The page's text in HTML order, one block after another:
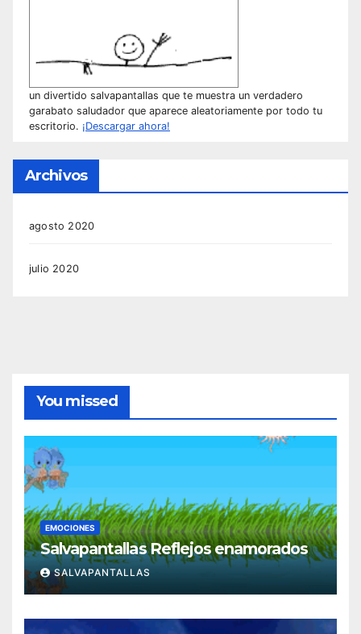
un divertido salvapantallas que te muestra un verdadero
garabato saludador que aparece aleatoriamente por todo tu
escritorio. ¡Descargar ahora!
Archivos
agosto 2020
julio 2020
You missed
EMOCIONES
Salvapantallas Reflejos enamorados
SALVAPANTALLAS